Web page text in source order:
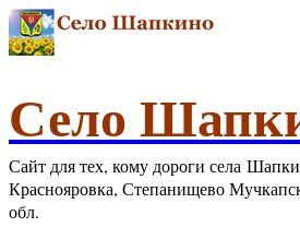
Село
Сайт для тех, кому дороги села
Краснояровка, Степанищево
обл.